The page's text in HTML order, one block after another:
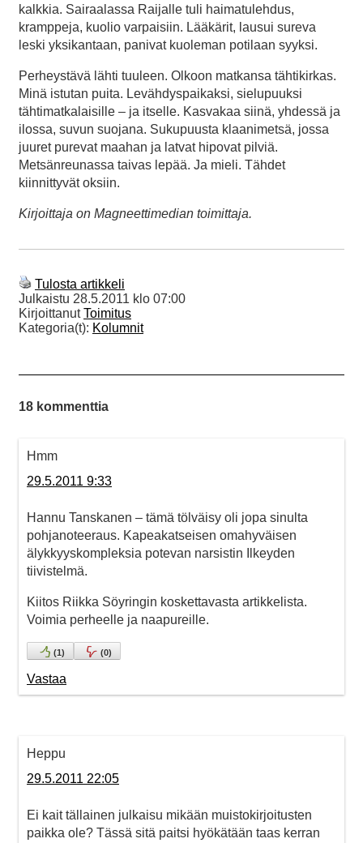
kalkkia. Sairaalassa Raijalle tuli haimatulehdus,
kramppeja, kuolio varpaisiin. Lääkärit, lausui sureva
leski yksikantaan, panivat kuoleman potilaan syyksi.
Perheystävä lähti tuuleen. Olkoon matkansa tähtikirkas.
Minä istutan puita. Levähdyspaikaksi, sielupuuksi
tähtimatkalaisille – ja itselle. Kasvakaa siinä, yhdessä ja
ilossa, suvun suojana. Sukupuusta klaanimetsä, jossa
juuret purevat maahan ja latvat hipovat pilviä.
Metsänreunassa taivas lepää. Ja mieli. Tähdet
kiinnittyvät oksiin.
Kirjoittaja on Magneettimedian toimittaja.
Tulosta artikkeli
Julkaistu 28.5.2011 klo 07:00
KirjoittanutToimitus
Kategoria(t): Kolumnit
18 kommenttia
Hmm
29.5.2011 9:33
Hannu Tanskanen – tämä tölväisy oli jopa sinulta
pohjanoteeraus. Kapeakatseisen omahyväisen
älykkyyskompleksia potevan narsistin Ilkeyden
tiivistelmä.
Kiitos Riikka Söyringin koskettavasta artikkelista.
Voimia perheelle ja naapureille.
(1) (0)
Vastaa
Heppu
29.5.2011 22:05
Ei kait tällainen julkaisu mikään muistokirjoitusten
paikka ole? Tässä sitä paitsi hyökätään taas kerran